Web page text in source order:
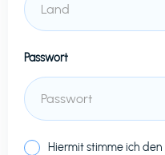
Passwort
Hiermit stimme ich den